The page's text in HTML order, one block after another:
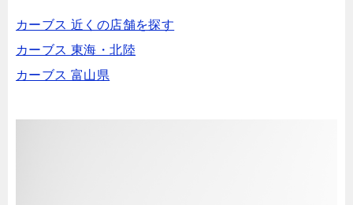
カーブス 近くの店舗を探す
カーブス 東海・北陸
カーブス 富山県